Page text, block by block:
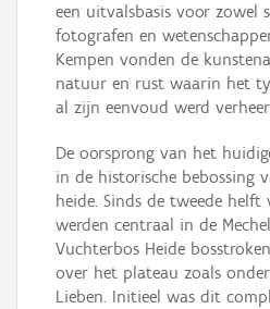
een uitvalsbasis voor zowel
fotografen en
Kempen vonden de
natuur en rust waarin het
al zijn eenvoud werd
De oorsprong van het
in de historische bebossing
heide. Sinds de tweede helft
werden centraal in de
Vuchterbos Heide
over het plateau zoals
Lieben. Initieel was dit